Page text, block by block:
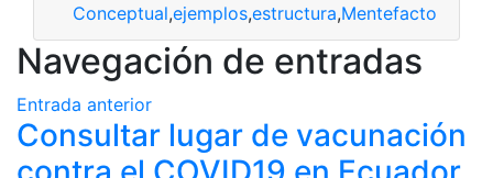
Conceptual,ejemplos,estructura,Mentefacto
Navegación de entradas
Entrada anterior
Consultar lugar de vacunación